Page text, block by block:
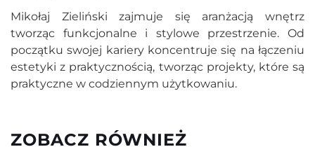
Mikołaj Zieliński zajmuje się aranżacją wnętrz
tworząc funkcjonalne i stylowe przestrzenie. Od
początku swojej kariery koncentruje się na łączeniu
estetyki z praktycznością, tworząc projekty, które są
praktyczne w codziennym użytkowaniu.
ZOBACZ RÓWNIEŻ